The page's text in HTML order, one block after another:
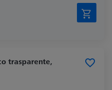
trasparente,